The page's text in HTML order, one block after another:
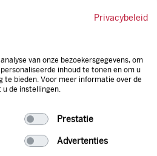
van een gegarandeerde
toch lager zijn dan betaal je
Zo ben je altijd verzekerd
Privacybeleid
van onze bezoekersgegevens, om
inhoud te tonen en om u
te bieden. Voor meer informatie over de
u de instellingen.
Prestatie
Advertenties